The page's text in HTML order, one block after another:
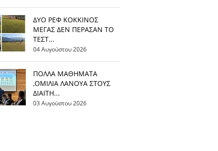
ΔΥΟ ΡΕΦ ΚΟΚΚΙΝΟΣ
ΜΕΓΑΣ ΔΕΝ ΠΕΡΑΣΑΝ ΤΟ
ΤΕΣΤ...
04 Αυγούστου 2026
ΠΟΛΛΑ ΜΑΘΗΜΑΤΑ
,ΟΜΙΛΙΑ ΛΑΝΟΥΑ ΣΤΟΥΣ
ΔΙΑΙΤΗ...
03 Αυγούστου 2026